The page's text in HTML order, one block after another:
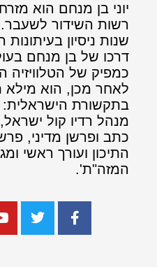
יוני בן מנחם הוא
רשות השידור
שנות ניסיון
דרכו של בן מנחם
כמפיק של הטלוויזיה
לאחר מכן, הוא מילא
בתקשורת הישראלית:
מנהל רדיו קול
כתב ופרשן מדיני,
התיכון ועורך ראשי
המזה"ת'.